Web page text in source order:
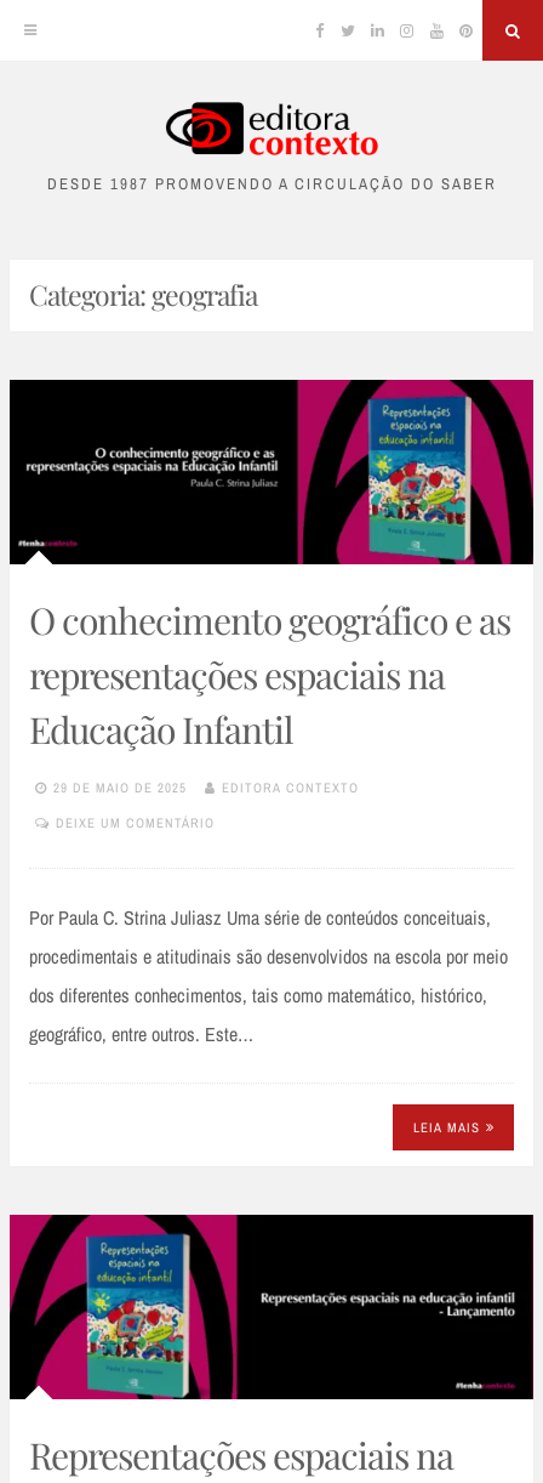
content
Facebook
TwitterLinkedinInstagram
YouTubePinterest
DESDE 1987 PROMOVENDO A CIRCULAÇÃO DO SABER
Categoria:geografia
O conhecimento geográfico e as
representações espaciais na
Educação Infantil
29 DE MAIO DE 2025 EDITORA CONTEXTO
DEIXE UM COMENTÁRIO
Por Paula C. Strina Juliasz Uma série de conteúdos conceituais,
procedimentais e atitudinais são desenvolvidos na escola por meio
dos diferentes conhecimentos, tais como matemático, histórico,
geográfico, entre outros. Este…
LEIA MAIS
Representações espaciais na